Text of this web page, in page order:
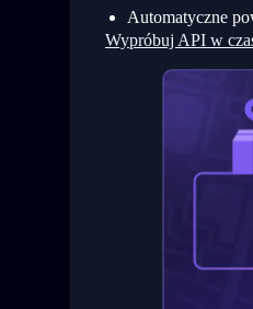
32
34
    ]
  }
}
Automatyczne
Wypróbuj API w